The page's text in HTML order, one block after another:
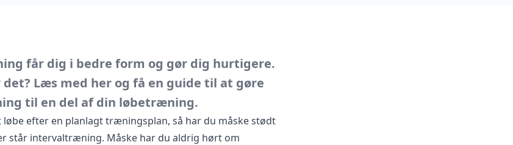
får dig i bedre form og gør dig hurtigere.
det? Læs med her og få en guide til at gøre
til en del af din løbetræning.
løbe efter en planlagt træningsplan, så har du måske stødt
står intervaltræning. Måske har du aldrig hørt om